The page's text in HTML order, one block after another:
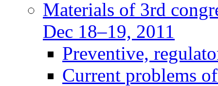
Materials of 3rd
Dec 18–19, 2011
Preventive,
Current problems